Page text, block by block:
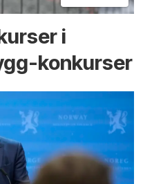
i
konkurser